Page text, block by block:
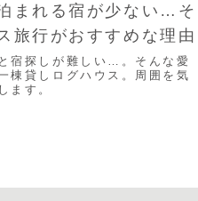
まれる宿が少ない…そ
旅行がおすすめな理由
宿探しが難しい…。そんな愛
棟貸しログハウス。周囲を気
ます。